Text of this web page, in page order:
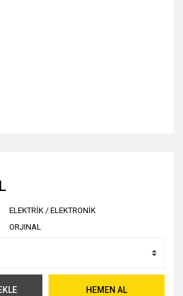
ELEKTRİK / ELEKTRONİK
ORJINAL
HEMEN AL